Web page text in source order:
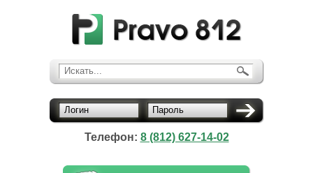
Искать...
Логин Пароль
Телефон: 8 (812) 627-14-02